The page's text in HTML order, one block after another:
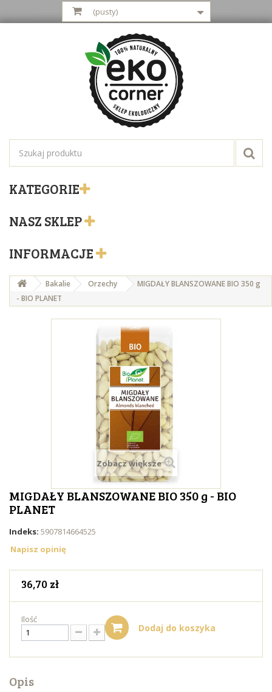
(pusty)
KATEGORIE
NASZ SKLEP
INFORMACJE
Bakalie Orzechy
MIGDAŁY BLANSZOWANE BIO 350 g
- BIO PLANET
Zobacz większe
MIGDAŁY BLANSZOWANE BIO 350 g - BIO
PLANET
Indeks: 5907814664525
Napisz opinię
36,70 zł
Ilość
Dodaj do koszyka
Opis